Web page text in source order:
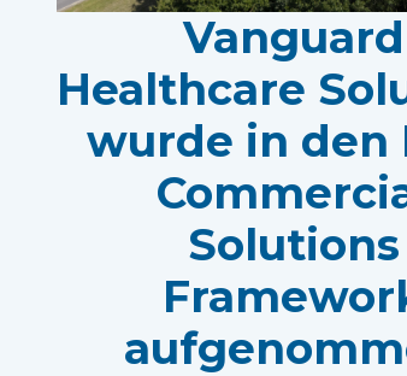
Vanguard
Healthcare
wurde in den
Solutions